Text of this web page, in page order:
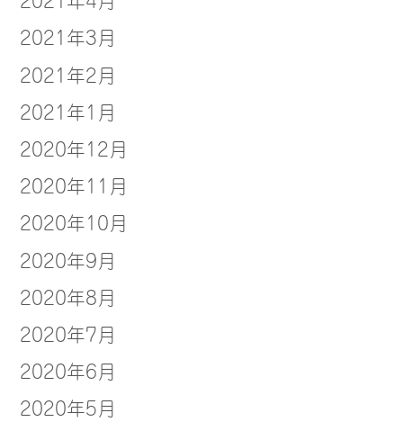
2021年3月
2021年2月
2021年1月
2020年12月
2020年11月
2020年10月
2020年9月
2020年8月
2020年7月
2020年6月
2020年5月